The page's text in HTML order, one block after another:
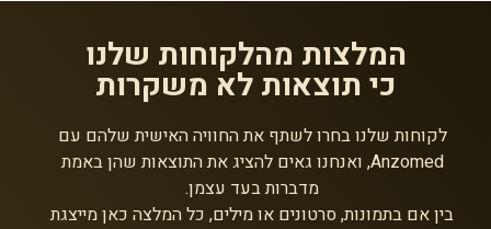
המלצות מהלקוחות שלנו
כי תוצאות לא משקרות
לקוחות שלנו בחרו לשתף את החוויה האישית שלהם עם
Anzomed, ואנחנו גאים להציג את התוצאות שהן באמת
מדברות בעד עצמן.
בין אם בתמונות, סרטונים או מילים, כל המלצה כאן מייצגת